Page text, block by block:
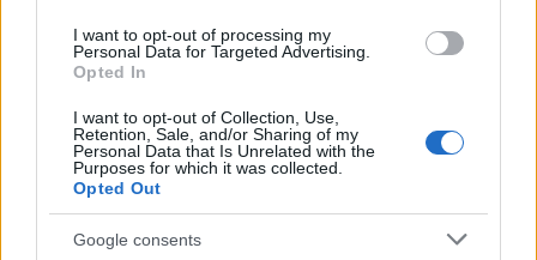
I want to opt-out of processing my
Personal Data for Targeted Advertising.
Opted In
I want to opt-out of Collection, Use,
Retention, Sale, and/or Sharing of my
Personal Data that Is Unrelated with the
Purposes for which it was collected.
Opted Out
Google consents
ThetrueStella
15 éve
Klassz. Ja és én vagyok az első!!!!!!!!!!!!!!!!!!!!!!!!!!!!
nandoo
15 éve